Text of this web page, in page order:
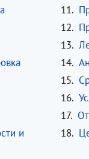
и
11.
12.
13.
14.
15.
16.
17.
18.